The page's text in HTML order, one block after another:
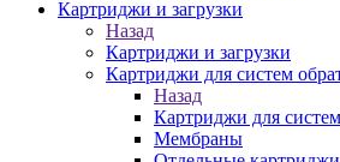
Картриджи и загрузки
Назад
Картриджи и загрузки
Картриджи для систем
Назад
Картриджи для
Мембраны